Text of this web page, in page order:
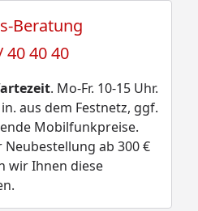
Beratung
40 40 40
. Mo-Fr. 10-15 Uhr.
aus dem Festnetz, ggf.
Mobilfunkpreise.
Neubestellung ab 300 €
wir Ihnen diese